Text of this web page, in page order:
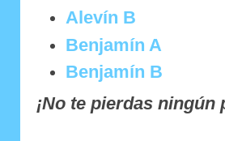
Alevín B
Benjamín A
Benjamín B
¡No te pierdas